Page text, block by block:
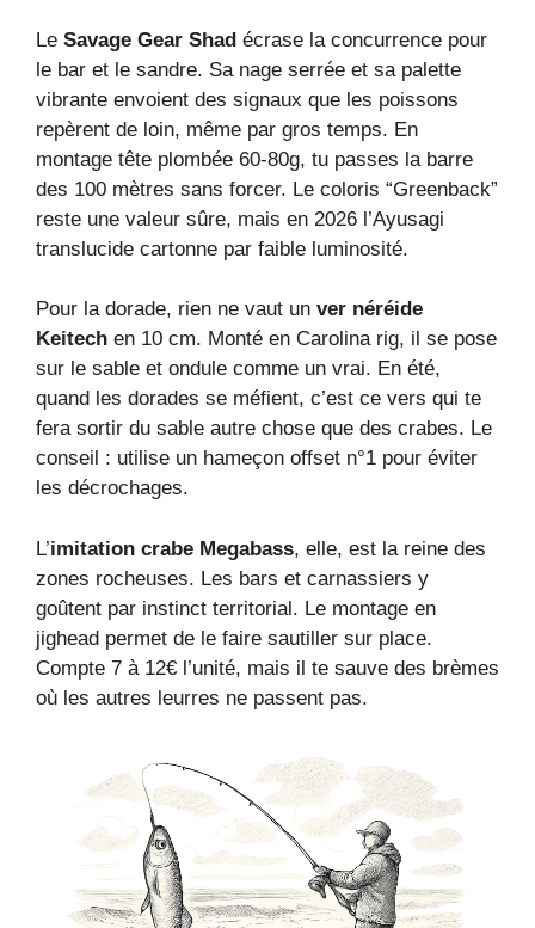
Le Savage Gear Shad écrase la concurrence pour
le bar et le sandre. Sa nage serrée et sa palette
vibrante envoient des signaux que les poissons
repèrent de loin, même par gros temps. En
montage tête plombée 60-80g, tu passes la barre
des 100 mètres sans forcer. Le coloris “Greenback”
reste une valeur sûre, mais en 2026 l’Ayusagi
translucide cartonne par faible luminosité.
Pour la dorade, rien ne vaut un ver néréide
Keitech en 10 cm. Monté en Carolina rig, il se pose
sur le sable et ondule comme un vrai. En été,
quand les dorades se méfient, c’est ce vers qui te
fera sortir du sable autre chose que des crabes. Le
conseil : utilise un hameçon offset n°1 pour éviter
les décrochages.
L’imitation crabe Megabass, elle, est la reine des
zones rocheuses. Les bars et carnassiers y
goûtent par instinct territorial. Le montage en
jighead permet de le faire sautiller sur place.
Compte 7 à 12€ l’unité, mais il te sauve des brèmes
où les autres leurres ne passent pas.